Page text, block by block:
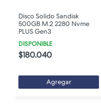
Disco Solido 240GB
Sandisk PLUS SATA 2.5"
STOCK BAJO
$112.843
Agregar